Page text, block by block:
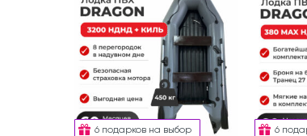
6 подарков на выбор 6